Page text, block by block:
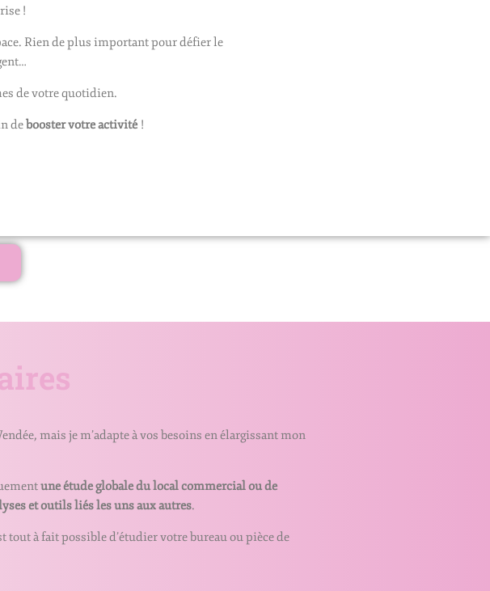
!
Rien de plus important pour défier le
de votre quotidien.
debooster votre activité!
mais je m’adapte à vos besoins en élargissant mon
une étude globale du local commercial ou de
et outils liés les uns aux autres.
à fait possible d’étudier votre bureau ou pièce de